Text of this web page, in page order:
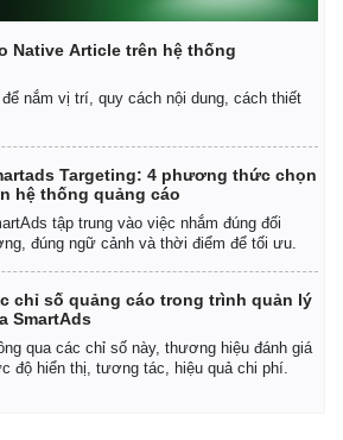
Thị trường
Tỷ giá
Chứng khoán
Giá cà phê
Native Article trên hệ thống
nắm vị trí, quy cách nội dung, cách thiết
Targeting: 4 phương thức chọn
hệ thống quảng cáo
tập trung vào việc nhắm đúng đối
đúng ngữ cảnh và thời điểm để tối ưu.
chỉ số quảng cáo trong trình quản lý
SmartAds
qua các chỉ số này, thương hiệu đánh giá
độ hiển thị, tương tác, hiệu quả chi phí.